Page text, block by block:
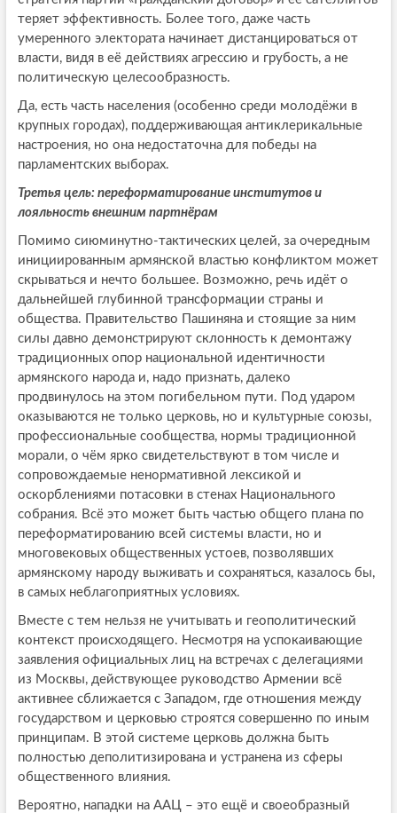
теряет эффективность. Более того, даже часть
умеренного электората начинает дистанцироваться от
власти, видя в её действиях агрессию и грубость, а не
политическую целесообразность.
Да, есть часть населения (особенно среди молодёжи в
крупных городах), поддерживающая антиклерикальные
настроения, но она недостаточна для победы на
парламентских выборах.
Третья цель: переформатирование институтов и
лояльность внешним партнёрам
Помимо сиюминутно-тактических целей, за очередным
инициированным армянской властью конфликтом может
скрываться и нечто большее. Возможно, речь идёт о
дальнейшей глубинной трансформации страны и
общества. Правительство Пашиняна и стоящие за ним
силы давно демонстрируют склонность к демонтажу
традиционных опор национальной идентичности
армянского народа и, надо признать, далеко
продвинулось на этом погибельном пути. Под ударом
оказываются не только церковь, но и культурные союзы,
профессиональные сообщества, нормы традиционной
морали, о чём ярко свидетельствуют в том числе и
сопровождаемые ненормативной лексикой и
оскорблениями потасовки в стенах Национального
собрания. Всё это может быть частью общего плана по
переформатированию всей системы власти, но и
многовековых общественных устоев, позволявших
армянскому народу выживать и сохраняться, казалось бы,
в самых неблагоприятных условиях.
Вместе с тем нельзя не учитывать и геополитический
контекст происходящего. Несмотря на успокаивающие
заявления официальных лиц на встречах с делегациями
из Москвы, действующее руководство Армении всё
активнее сближается с Западом, где отношения между
государством и церковью строятся совершенно по иным
принципам. В этой системе церковь должна быть
полностью деполитизирована и устранена из сферы
общественного влияния.
Вероятно, нападки на ААЦ – это ещё и своеобразный